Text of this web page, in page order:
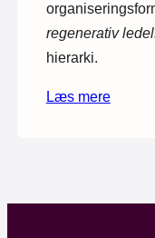
regenerativ
hierarki.
Læs mere